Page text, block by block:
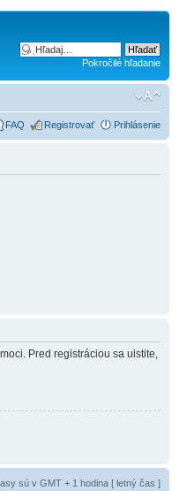
Pokročilé hľadanie
FAQ Registrovať Prihlásenie
Pred registráciou sa uistite,
sú v GMT + 1 hodina [ letný čas ]